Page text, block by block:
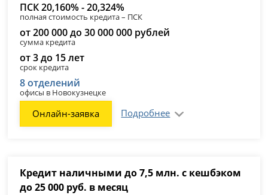
ПСК 20,160% - 20,324%
полная стоимость кредита – ПСК
от 200 000 до 30 000 000 рублей
сумма кредита
от 3 до 15 лет
срок кредита
8 отделений
офисы в Новокузнецке
Онлайн-заявка Подробнее
Кредит наличными до 7,5 млн. с кешбэком
до 25 000 руб. в месяц